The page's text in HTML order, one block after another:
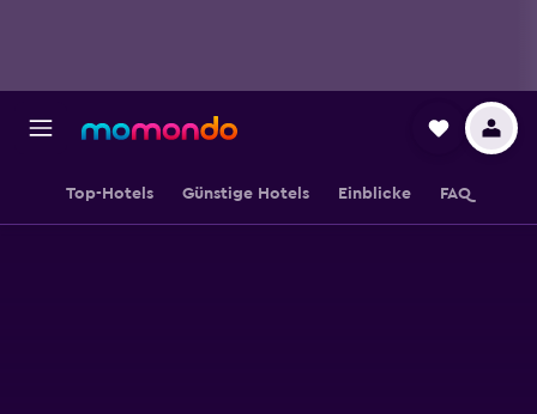
Top-Hotels Günstige Hotels Einblicke FAQ